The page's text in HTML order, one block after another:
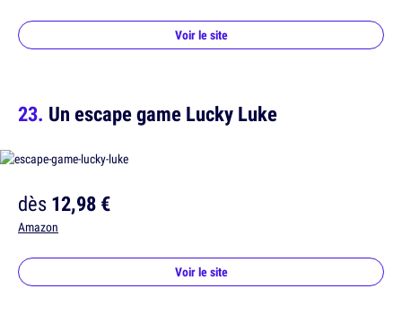
Voir le site
Un escape game Lucky Luke
dès12,98 €
Amazon
Voir le site